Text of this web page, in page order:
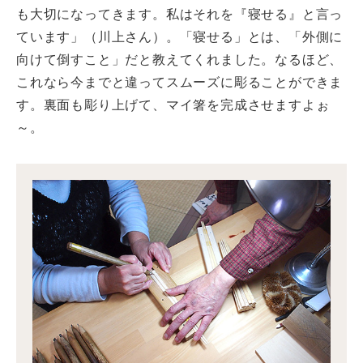
も大切になってきます。私はそれを『寝せる』と言っ
ています」（川上さん）。「寝せる」とは、「外側に
向けて倒すこと」だと教えてくれました。なるほど、
これなら今までと違ってスムーズに彫ることができま
す。裏面も彫り上げて、マイ箸を完成させますよぉ
～。